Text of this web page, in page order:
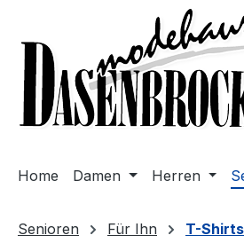
Hauptinhalt springen
Zur Hauptnavigation springen
Home Damen Herren
Senioren Für Ihn T-